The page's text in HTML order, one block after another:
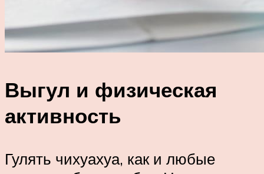
Выгул и физическая
активность
Гулять чихуахуа, как и любые